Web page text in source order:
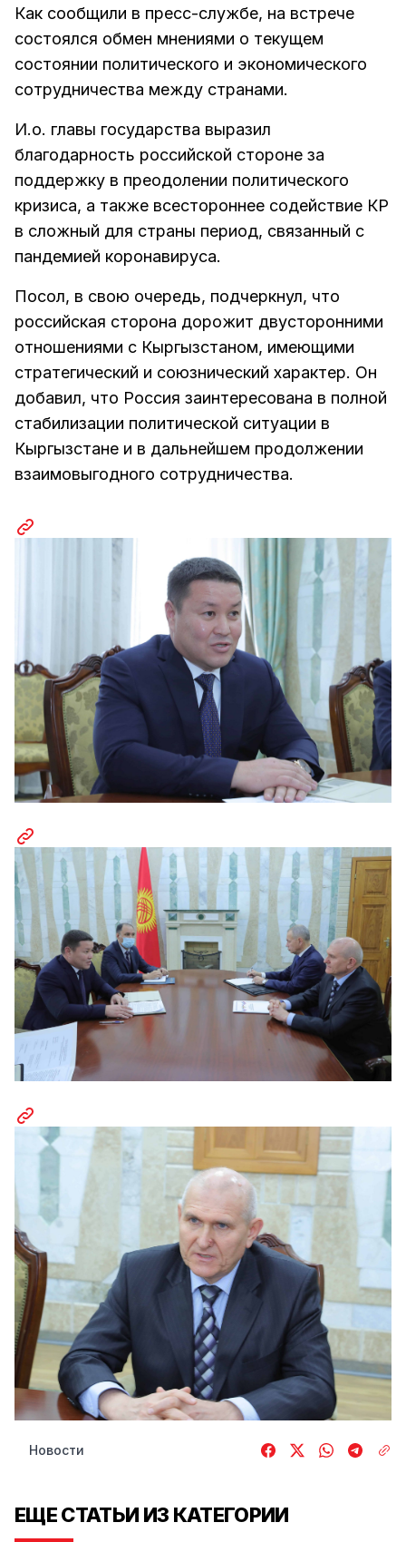
Как сообщили в пресс-службе, на встрече
состоялся обмен мнениями о текущем
состоянии политического и экономического
сотрудничества между странами.
И.о. главы государства выразил
благодарность российской стороне за
поддержку в преодолении политического
кризиса, а также всестороннее содействие КР
в сложный для страны период, связанный с
пандемией коронавируса.
Посол, в свою очередь, подчеркнул, что
российская сторона дорожит двусторонними
отношениями с Кыргызстаном, имеющими
стратегический и союзнический характер. Он
добавил, что Россия заинтересована в полной
стабилизации политической ситуации в
Кыргызстане и в дальнейшем продолжении
взаимовыгодного сотрудничества.
Новости
ЕЩЕ СТАТЬИ ИЗ КАТЕГОРИИ